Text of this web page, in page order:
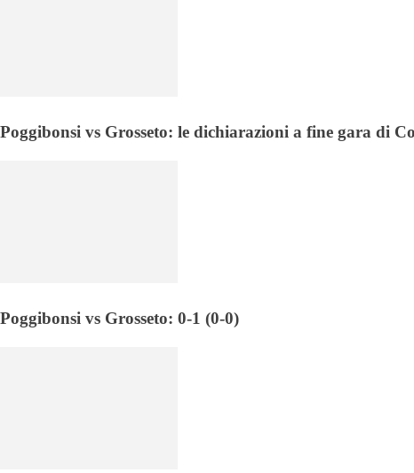
Poggibonsi vs Grosseto: le dichiarazioni a fine gara di
Poggibonsi vs Grosseto: 0-1 (0-0)